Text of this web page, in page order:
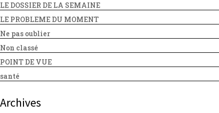
LE DOSSIER DE LA SEMAINE
LE PROBLEME DU MOMENT
Ne pas oublier
Non classé
POINT DE VUE
santé
Archives